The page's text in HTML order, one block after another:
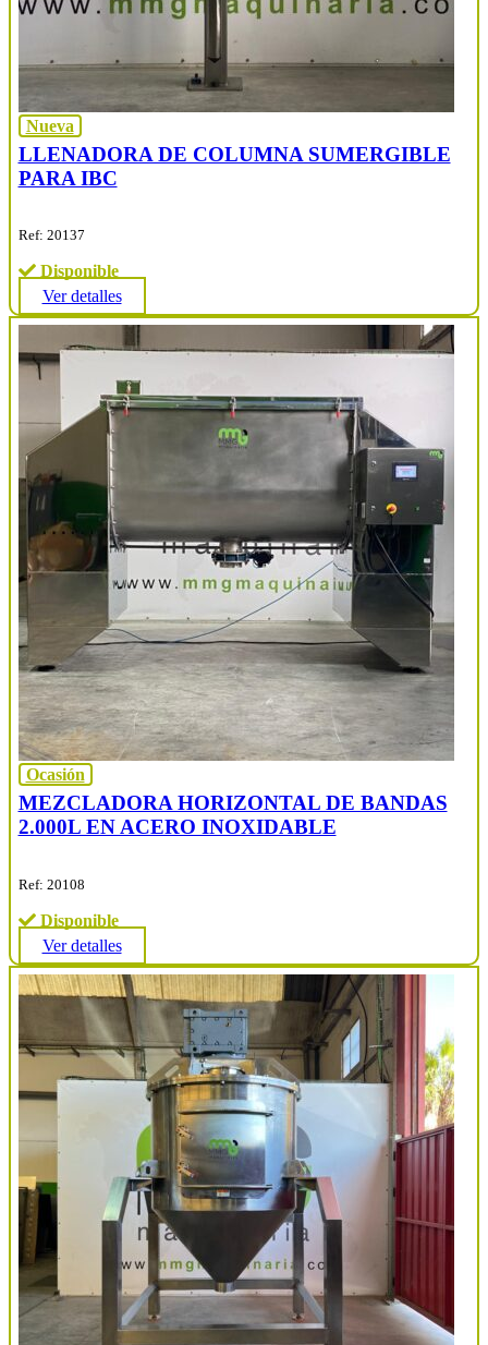
Nueva
LLENADORA DE COLUMNA SUMERGIBLE
PARA IBC
Ref: 20137
Disponible
Ver detalles
Ocasión
MEZCLADORA HORIZONTAL DE BANDAS
2.000L EN ACERO INOXIDABLE
Ref: 20108
Disponible
Ver detalles